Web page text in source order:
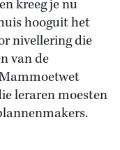
kreeg je nu
hooguit het
nivellering die
van de
leraren moesten